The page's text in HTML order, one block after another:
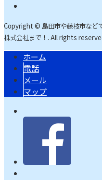
Copyright © 島田市や藤枝市など
株式会社まで！. All rights
ホーム
電話
メール
マップ